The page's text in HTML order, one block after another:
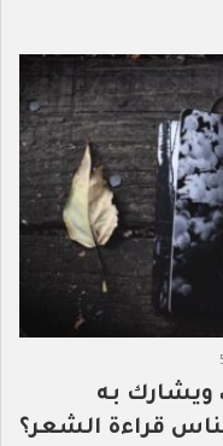
ويشارك به
قراءة الشعر؟